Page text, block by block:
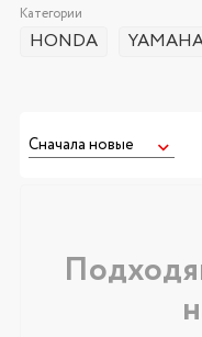
Категории
HONDA